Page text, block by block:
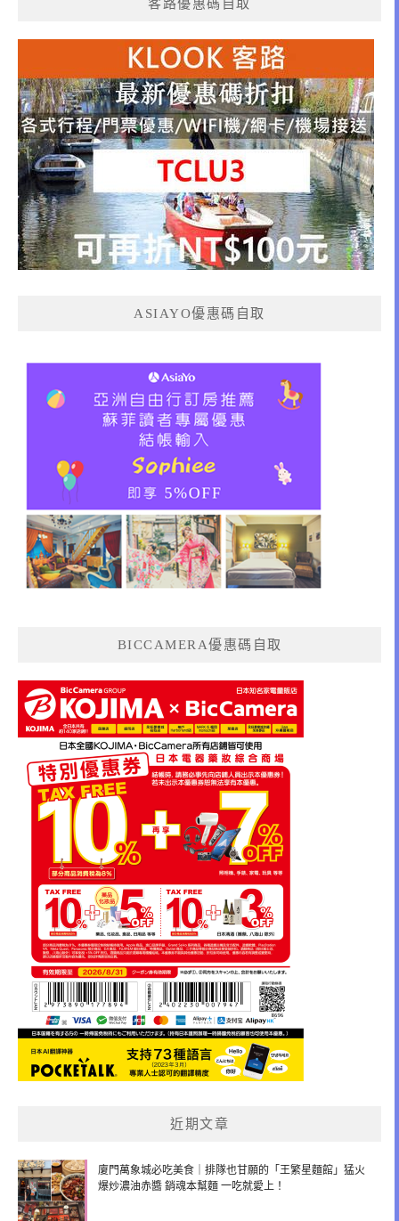
客路優惠碼自取
ASIAYO優惠碼自取
BICCAMERA優惠碼自取
近期文章
廈門萬象城必吃美食｜排隊也甘願的「王繁星麵館」猛火
爆炒濃油赤醬 銷魂本幫麵 一吃就愛上！